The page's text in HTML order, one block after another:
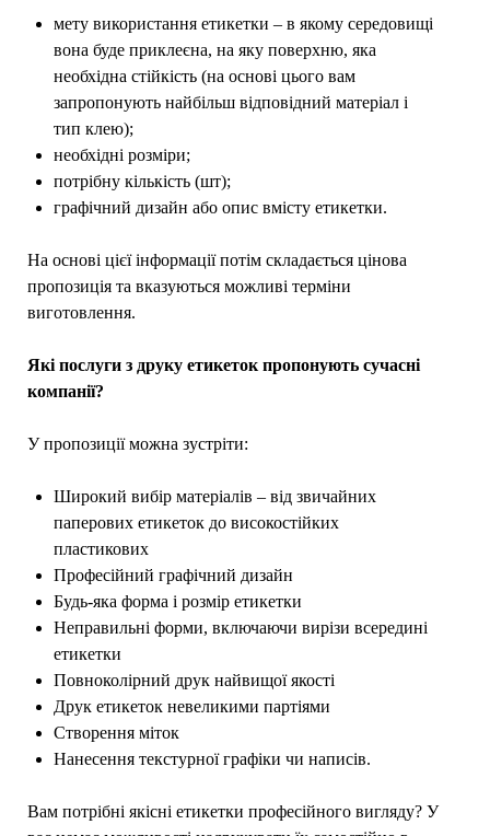
мету використання етикетки – в якому середовищі
вона буде приклеєна, на яку поверхню, яка
необхідна стійкість (на основі цього вам
запропонують найбільш відповідний матеріал і
тип клею);
необхідні розміри;
потрібну кількість (шт);
графічний дизайн або опис вмісту етикетки.
На основі цієї інформації потім складається цінова
пропозиція та вказуються можливі терміни
виготовлення.
Які послуги з друку етикеток пропонують сучасні
компанії?
У пропозиції можна зустріти:
Широкий вибір матеріалів – від звичайних
паперових етикеток до високостійких
пластикових
Професійний графічний дизайн
Будь-яка форма і розмір етикетки
Неправильні форми, включаючи вирізи всередині
етикетки
Повноколірний друк найвищої якості
Друк етикеток невеликими партіями
Створення міток
Нанесення текстурної графіки чи написів.
Вам потрібні якісні етикетки професійного вигляду? У